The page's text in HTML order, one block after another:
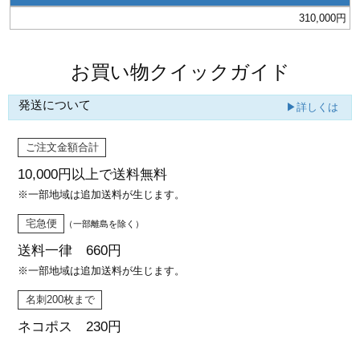
リーブ印刷
印刷
リーブ
ー印刷
310,000円
お買い物クイックガイド
発送について ▶詳しくは
ご注文金額合計
10,000円以上で送料無料
※一部地域は追加送料が生じます。
宅急便 （一部離島を除く）
送料一律 660円
※一部地域は追加送料が生じます。
名刺200枚まで
ネコポス 230円